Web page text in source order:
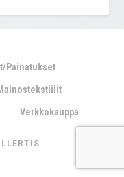
Painatukset
Verkkokauppa